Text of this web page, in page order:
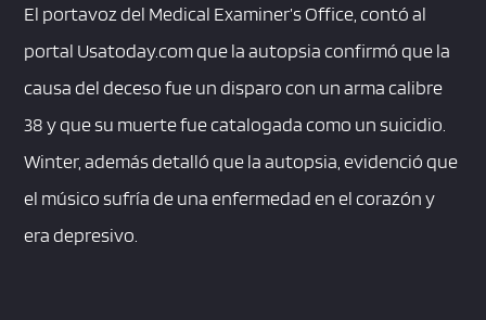
El portavoz del Medical Examiner’s Office, contó al
portal Usatoday.com que la autopsia confirmó que la
causa del deceso fue un disparo con un arma calibre
38 y que su muerte fue catalogada como un suicidio.
Winter, además detalló que la autopsia, evidenció que
el músico sufría de una enfermedad en el corazón y
era depresivo.